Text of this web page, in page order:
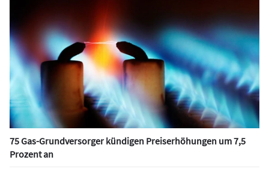
75 Gas-Grundversorger kündigen Preiserhöhungen um 7,5
Prozent an